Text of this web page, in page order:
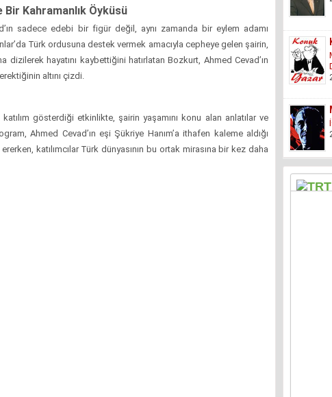
Bir Kahramanlık Öyküsü
sadece edebi bir figür değil, aynı zamanda bir eylem adamı
Türk ordusuna destek vermek amacıyla cepheye gelen şairin,
dizilerek hayatını kaybettiğini hatırlatan Bozkurt, Ahmed Cevad’ın
altını çizdi.
gösterdiği etkinlikte, şairin yaşamını konu alan anlatılar ve
Ahmed Cevad’ın eşi Şükriye Hanım’a ithafen kaleme aldığı
katılımcılar Türk dünyasının bu ortak mirasına bir kez daha